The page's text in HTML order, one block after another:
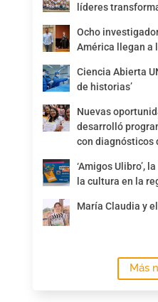
líderes
Ocho
América llegan a
Ciencia Abierta
de historias’
Nuevas
desarrolló
con diagnósticos
‘Amigos Ulibro’,
la cultura en la
María Claudia y
Más